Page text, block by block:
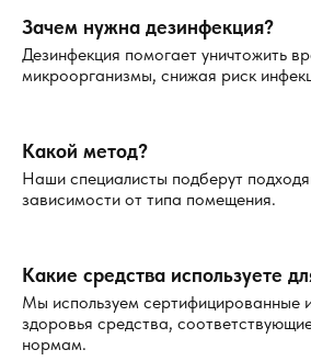
Зачем нужна дезинфекция?
Дезинфекция помогает уничтожить
микроорганизмы, снижая риск
Какой метод?
Наши специалисты подберут
зависимости от типа помещения.
Какие средства используете
Мы используем сертифицированные
здоровья средства,
нормам.